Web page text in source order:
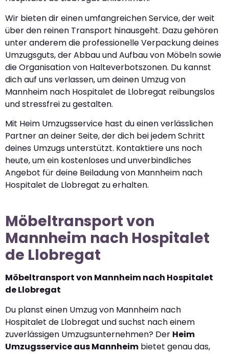
Wir bieten dir einen umfangreichen Service, der weit
über den reinen Transport hinausgeht. Dazu gehören
unter anderem die professionelle Verpackung deines
Umzugsguts, der Abbau und Aufbau von Möbeln sowie
die Organisation von Halteverbotszonen. Du kannst
dich auf uns verlassen, um deinen Umzug von
Mannheim nach Hospitalet de Llobregat reibungslos
und stressfrei zu gestalten.
Mit Heim Umzugsservice hast du einen verlässlichen
Partner an deiner Seite, der dich bei jedem Schritt
deines Umzugs unterstützt. Kontaktiere uns noch
heute, um ein kostenloses und unverbindliches
Angebot für deine Beiladung von Mannheim nach
Hospitalet de Llobregat zu erhalten.
Möbeltransport von
Mannheim nach Hospitalet
de Llobregat
Möbeltransport von Mannheim nach Hospitalet
de Llobregat
Du planst einen Umzug von Mannheim nach
Hospitalet de Llobregat und suchst nach einem
zuverlässigen Umzugsunternehmen? Der Heim
Umzugsservice aus Mannheim bietet genau das,